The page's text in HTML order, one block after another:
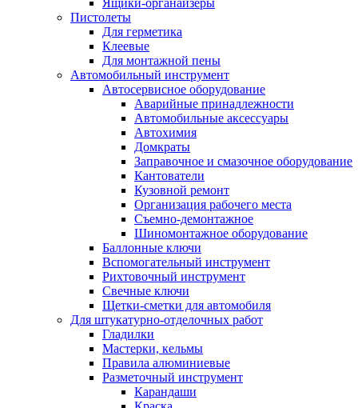
Ящики-органайзеры
Пистолеты
Для герметика
Клеевые
Для монтажной пены
Автомобильный инструмент
Автосервисное оборудование
Аварийные принадлежности
Автомобильные аксессуары
Автохимия
Домкраты
Заправочное и смазочное оборудование
Кантователи
Кузовной ремонт
Организация рабочего места
Съемно-демонтажное
Шиномонтажное оборудование
Баллонные ключи
Вспомогательный инструмент
Рихтовочный инструмент
Свечные ключи
Щетки-сметки для автомобиля
Для штукатурно-отделочных работ
Гладилки
Мастерки, кельмы
Правила алюминиевые
Разметочный инструмент
Карандаши